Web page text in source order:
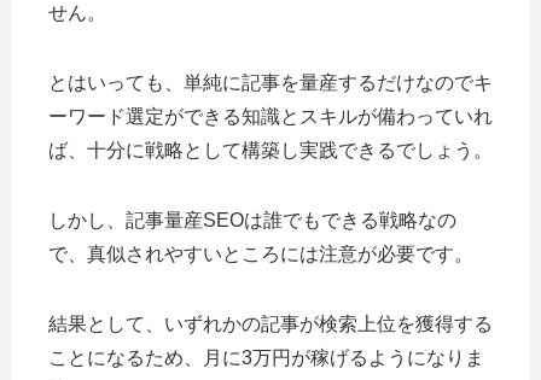
せん。
とはいっても、単純に記事を量産するだけなのでキ
ーワード選定ができる知識とスキルが備わっていれ
ば、十分に戦略として構築し実践できるでしょう。
しかし、記事量産SEOは誰でもできる戦略なの
で、真似されやすいところには注意が必要です。
結果として、いずれかの記事が検索上位を獲得する
ことになるため、月に3万円が稼げるようになりま